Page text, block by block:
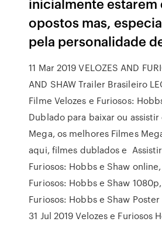
opostos mas,
pela personalidade
11 Mar 2019 VELOZES AND
AND SHAW Trailer Brasileiro
Filme Velozes e Furiosos:
Dublado para baixar ou
Mega, os melhores Filmes
aqui, filmes dublados e
Furiosos: Hobbs e Shaw
Furiosos: Hobbs e Shaw
Furiosos: Hobbs e Shaw
31 Jul 2019 Velozes e Furiosos